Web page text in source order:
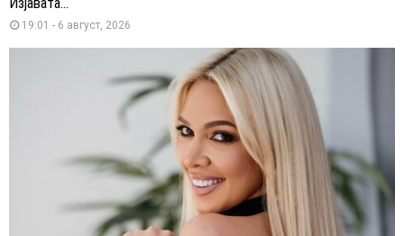
19:01 - 6 август, 2026